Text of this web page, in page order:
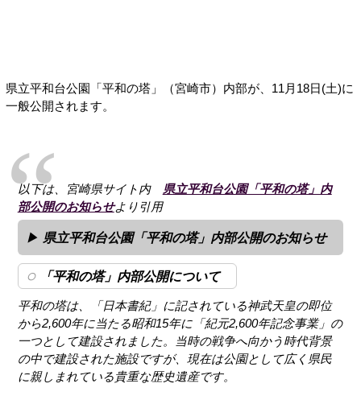
県立平和台公園「平和の塔」（宮崎市）内部が、11月18日(土)に
一般公開されます。
以下は、宮崎県サイト内
県立平和台公園「平和の塔」内
部公開のお知らせより引用
県立平和台公園「平和の塔」内部公開のお知らせ
「平和の塔」内部公開について
平和の塔は、「日本書紀」に記されている神武天皇の即位
から2,600年に当たる昭和15年に「紀元2,600年記念事業」の
一つとして建設されました。当時の戦争へ向かう時代背景
の中で建設された施設ですが、現在は公園として広く県民
に親しまれている貴重な歴史遺産です。